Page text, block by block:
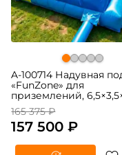
A-100714 Надувная
«FunZone» для
приземлений,
165 375 ₽
157 500 ₽